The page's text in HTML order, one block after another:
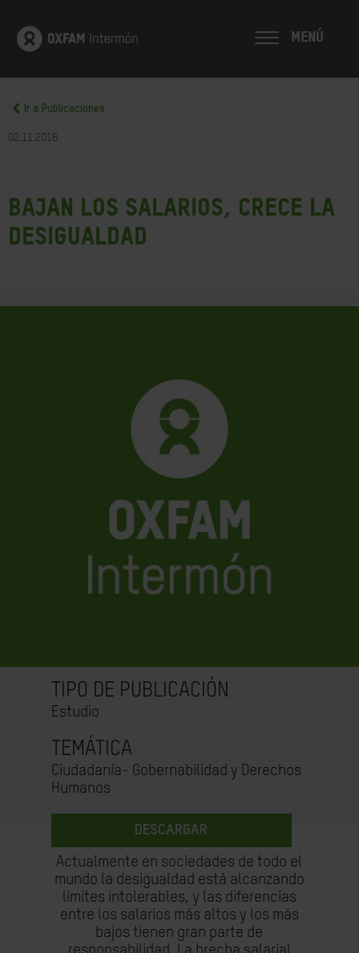
MENÚ
Ir a Publicaciones
02.11.2016
Bajan los salarios, crece la
desigualdad
TIPO DE PUBLICACIÓN
Estudio
TEMÁTICA
Ciudadanía- Gobernabilidad y Derechos
Humanos
DESCARGAR
Actualmente en sociedades de todo el
mundo la desigualdad está alcanzando
límites intolerables, y las diferencias
entre los salarios más altos y los más
bajos tienen gran parte de